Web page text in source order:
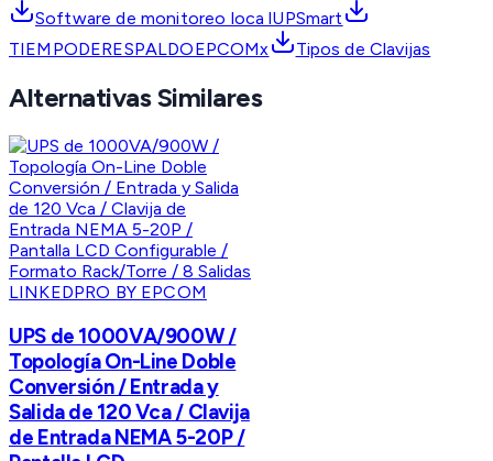
Software de monitoreo loca lUPSmart
TIEMPODERESPALDOEPCOMx
Tipos de Clavijas
Alternativas Similares
LINKEDPRO BY EPCOM
UPS de 1000VA/900W /
Topología On-Line Doble
Conversión / Entrada y
Salida de 120 Vca / Clavija
de Entrada NEMA 5-20P /